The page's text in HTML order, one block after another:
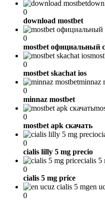
0
download mostbet
0
mostbet официальный
0
mostbet skachat ios
minnaz
0
minnaz mostbet
0
mostbet apk скачать
0
cialis lilly 5 mg precio
cialis 5
0
cialis 5 mg price
en
0